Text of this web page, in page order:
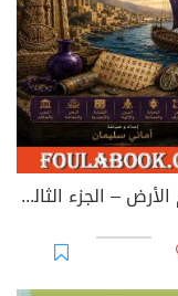
من رحم الأرض – الجزء الثالث: الحضارة الكنعانية والفينيقية